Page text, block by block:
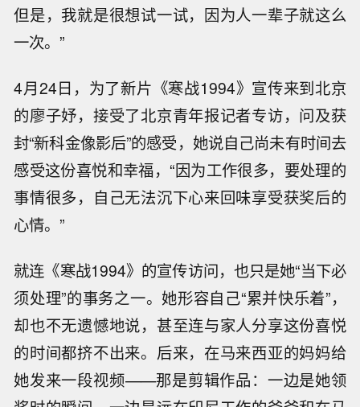
但是，我就是很想试一试，因为人一辈子就这么
一次。”
4月24日，为了新片《寒战1994》宣传来到北京
的廖子妤，接受了北京青年报记者专访，问及获
封“新科金像影后”的感受，她说自己尚未有时间去
感受这份喜悦和幸福，“因为工作很多，要处理的
事情很多，自己无法沉下心来回味享受获奖后的
心情。”
就连《寒战1994》的宣传访问，也只是她“当下必
须处理”的事务之一。她形容自己“累并快乐着”，
却也不无遗憾地说，甚至连与家人分享这份喜悦
的时间都挤不出来。后来，在马来西亚的妈妈给
她发来一段视频——那是剪辑作品：一边是她领